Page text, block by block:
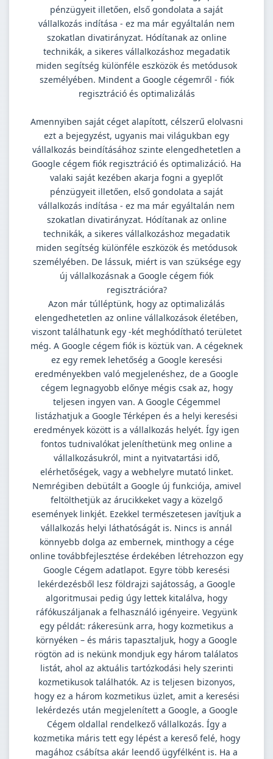
pénzügyeit illetően, első gondolata a saját
vállalkozás indítása - ez ma már egyáltalán nem
szokatlan divatirányzat. Hódítanak az online
technikák, a sikeres vállalkozáshoz megadatik
miden segítség különféle eszközök és metódusok
személyében. Mindent a Google cégemről - fiók
regisztráció és optimalizálás
Amennyiben saját céget alapított, célszerű elolvasni
ezt a bejegyzést, ugyanis mai világukban egy
vállalkozás beindításához szinte elengedhetetlen a
Google cégem fiók regisztráció és optimalizáció. Ha
valaki saját kezében akarja fogni a gyeplőt
pénzügyeit illetően, első gondolata a saját
vállalkozás indítása - ez ma már egyáltalán nem
szokatlan divatirányzat. Hódítanak az online
technikák, a sikeres vállalkozáshoz megadatik
miden segítség különféle eszközök és metódusok
személyében. De lássuk, miért is van szüksége egy
új vállalkozásnak a Google cégem fiók
regisztrációra?
Azon már túlléptünk, hogy az optimalizálás
elengedhetetlen az online vállalkozások életében,
viszont találhatunk egy -két meghódítható területet
még. A Google cégem fiók is köztük van. A cégeknek
ez egy remek lehetőség a Google keresési
eredményekben való megjelenéshez, de a Google
cégem legnagyobb előnye mégis csak az, hogy
teljesen ingyen van. A Google Cégemmel
listázhatjuk a Google Térképen és a helyi keresési
eredmények között is a vállalkozás helyét. Így igen
fontos tudnivalókat jeleníthetünk meg online a
vállalkozásukról, mint a nyitvatartási idő,
elérhetőségek, vagy a webhelyre mutató linket.
Nemrégiben debütált a Google új funkciója, amivel
feltölthetjük az árucikkeket vagy a közelgő
események linkjét. Ezekkel természetesen javítjuk a
vállalkozás helyi láthatóságát is. Nincs is annál
könnyebb dolga az embernek, minthogy a cége
online továbbfejlesztése érdekében létrehozzon egy
Google Cégem adatlapot. Egyre több keresési
lekérdezésből lesz földrajzi sajátosság, a Google
algoritmusai pedig úgy lettek kitalálva, hogy
ráfókuszáljanak a felhasználó igényeire. Vegyünk
egy példát: rákeresünk arra, hogy kozmetikus a
környéken – és máris tapasztaljuk, hogy a Google
rögtön ad is nekünk mondjuk egy három találatos
listát, ahol az aktuális tartózkodási hely szerinti
kozmetikusok találhatók. Az is teljesen bizonyos,
hogy ez a három kozmetikus üzlet, amit a keresési
lekérdezés után megjelenített a Google, a Google
Cégem oldallal rendelkező vállalkozás. Így a
kozmetika máris tett egy lépést a kereső felé, hogy
magához csábítsa akár leendő ügyfélként is. Ha a